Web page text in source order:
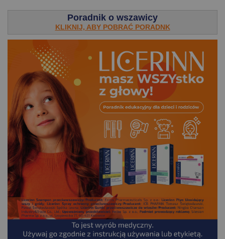
Poradnik o wszawicy
KLIKNIJ, ABY POBRAĆ PORADNK